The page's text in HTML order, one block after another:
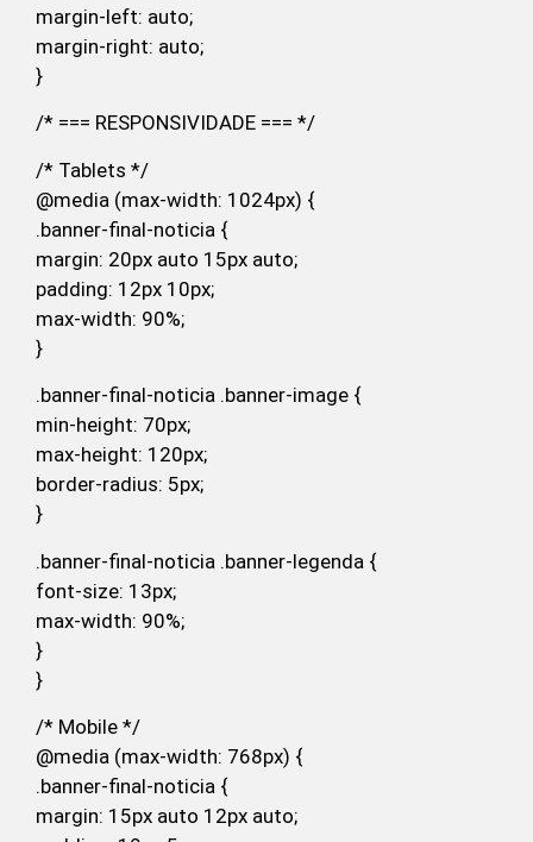
margin-left: auto;
margin-right: auto;
}
/* === RESPONSIVIDADE === */
/* Tablets */
@media (max-width: 1024px) {
.banner-final-noticia {
margin: 20px auto 15px auto;
padding: 12px 10px;
max-width: 90%;
}
.banner-final-noticia .banner-image {
min-height: 70px;
max-height: 120px;
border-radius: 5px;
}
.banner-final-noticia .banner-legenda {
font-size: 13px;
max-width: 90%;
}
}
/* Mobile */
@media (max-width: 768px) {
.banner-final-noticia {
margin: 15px auto 12px auto;